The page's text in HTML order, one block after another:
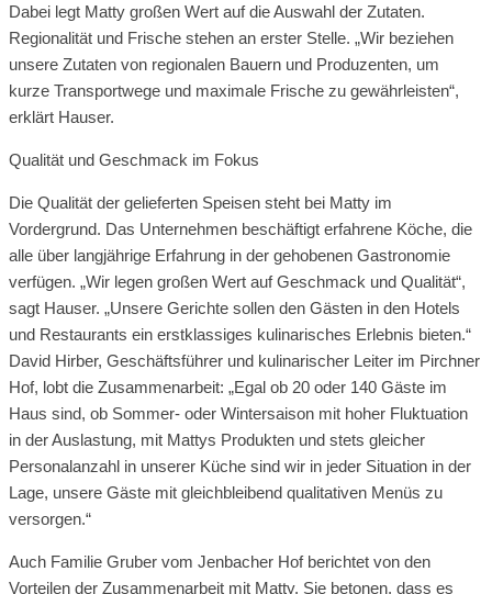
Dabei legt Matty großen Wert auf die Auswahl der Zutaten.
Regionalität und Frische stehen an erster Stelle. „Wir beziehen
unsere Zutaten von regionalen Bauern und Produzenten, um
kurze Transportwege und maximale Frische zu gewährleisten“,
erklärt Hauser.
Qualität und Geschmack im Fokus
Die Qualität der gelieferten Speisen steht bei Matty im
Vordergrund. Das Unternehmen beschäftigt erfahrene Köche, die
alle über langjährige Erfahrung in der gehobenen Gastronomie
verfügen. „Wir legen großen Wert auf Geschmack und Qualität“,
sagt Hauser. „Unsere Gerichte sollen den Gästen in den Hotels
und Restaurants ein erstklassiges kulinarisches Erlebnis bieten.“
David Hirber, Geschäftsführer und kulinarischer Leiter im Pirchner
Hof, lobt die Zusammenarbeit: „Egal ob 20 oder 140 Gäste im
Haus sind, ob Sommer- oder Wintersaison mit hoher Fluktuation
in der Auslastung, mit Mattys Produkten und stets gleicher
Personalanzahl in unserer Küche sind wir in jeder Situation in der
Lage, unsere Gäste mit gleichbleibend qualitativen Menüs zu
versorgen.“
Auch Familie Gruber vom Jenbacher Hof berichtet von den
Vorteilen der Zusammenarbeit mit Matty. Sie betonen, dass es